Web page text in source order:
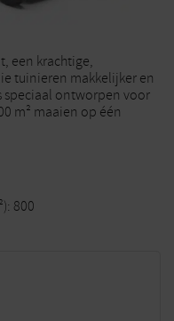
een krachtige,
tuinieren makkelijker en
speciaal ontworpen voor
m² maaien op één
800